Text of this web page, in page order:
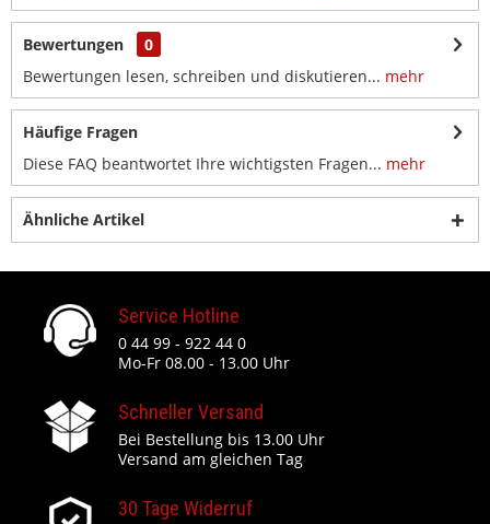
Bewertungen
0
Bewertungen lesen, schreiben und diskutieren... mehr
Häufige Fragen
Diese FAQ beantwortet Ihre wichtigsten Fragen... mehr
Ähnliche Artikel
Service Hotline
0 44 99 - 922 44 0
Mo-Fr 08.00 - 13.00 Uhr
Schneller Versand
Bei Bestellung bis 13.00 Uhr
Versand am gleichen Tag
30 Tage Widerruf